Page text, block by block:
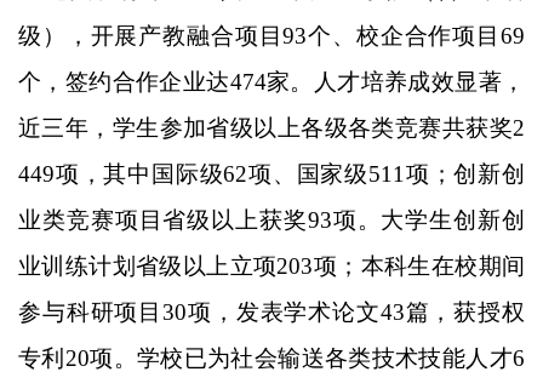
级），开展产教融合项目93个、校企合作项目69
个，签约合作企业达474家。人才培养成效显著，
近三年，学生参加省级以上各级各类竞赛共获奖2
449项，其中国际级62项、国家级511项；创新创
业类竞赛项目省级以上获奖93项。大学生创新创
业训练计划省级以上立项203项；本科生在校期间
参与科研项目30项，发表学术论文43篇，获授权
专利20项。学校已为社会输送各类技术技能人才6